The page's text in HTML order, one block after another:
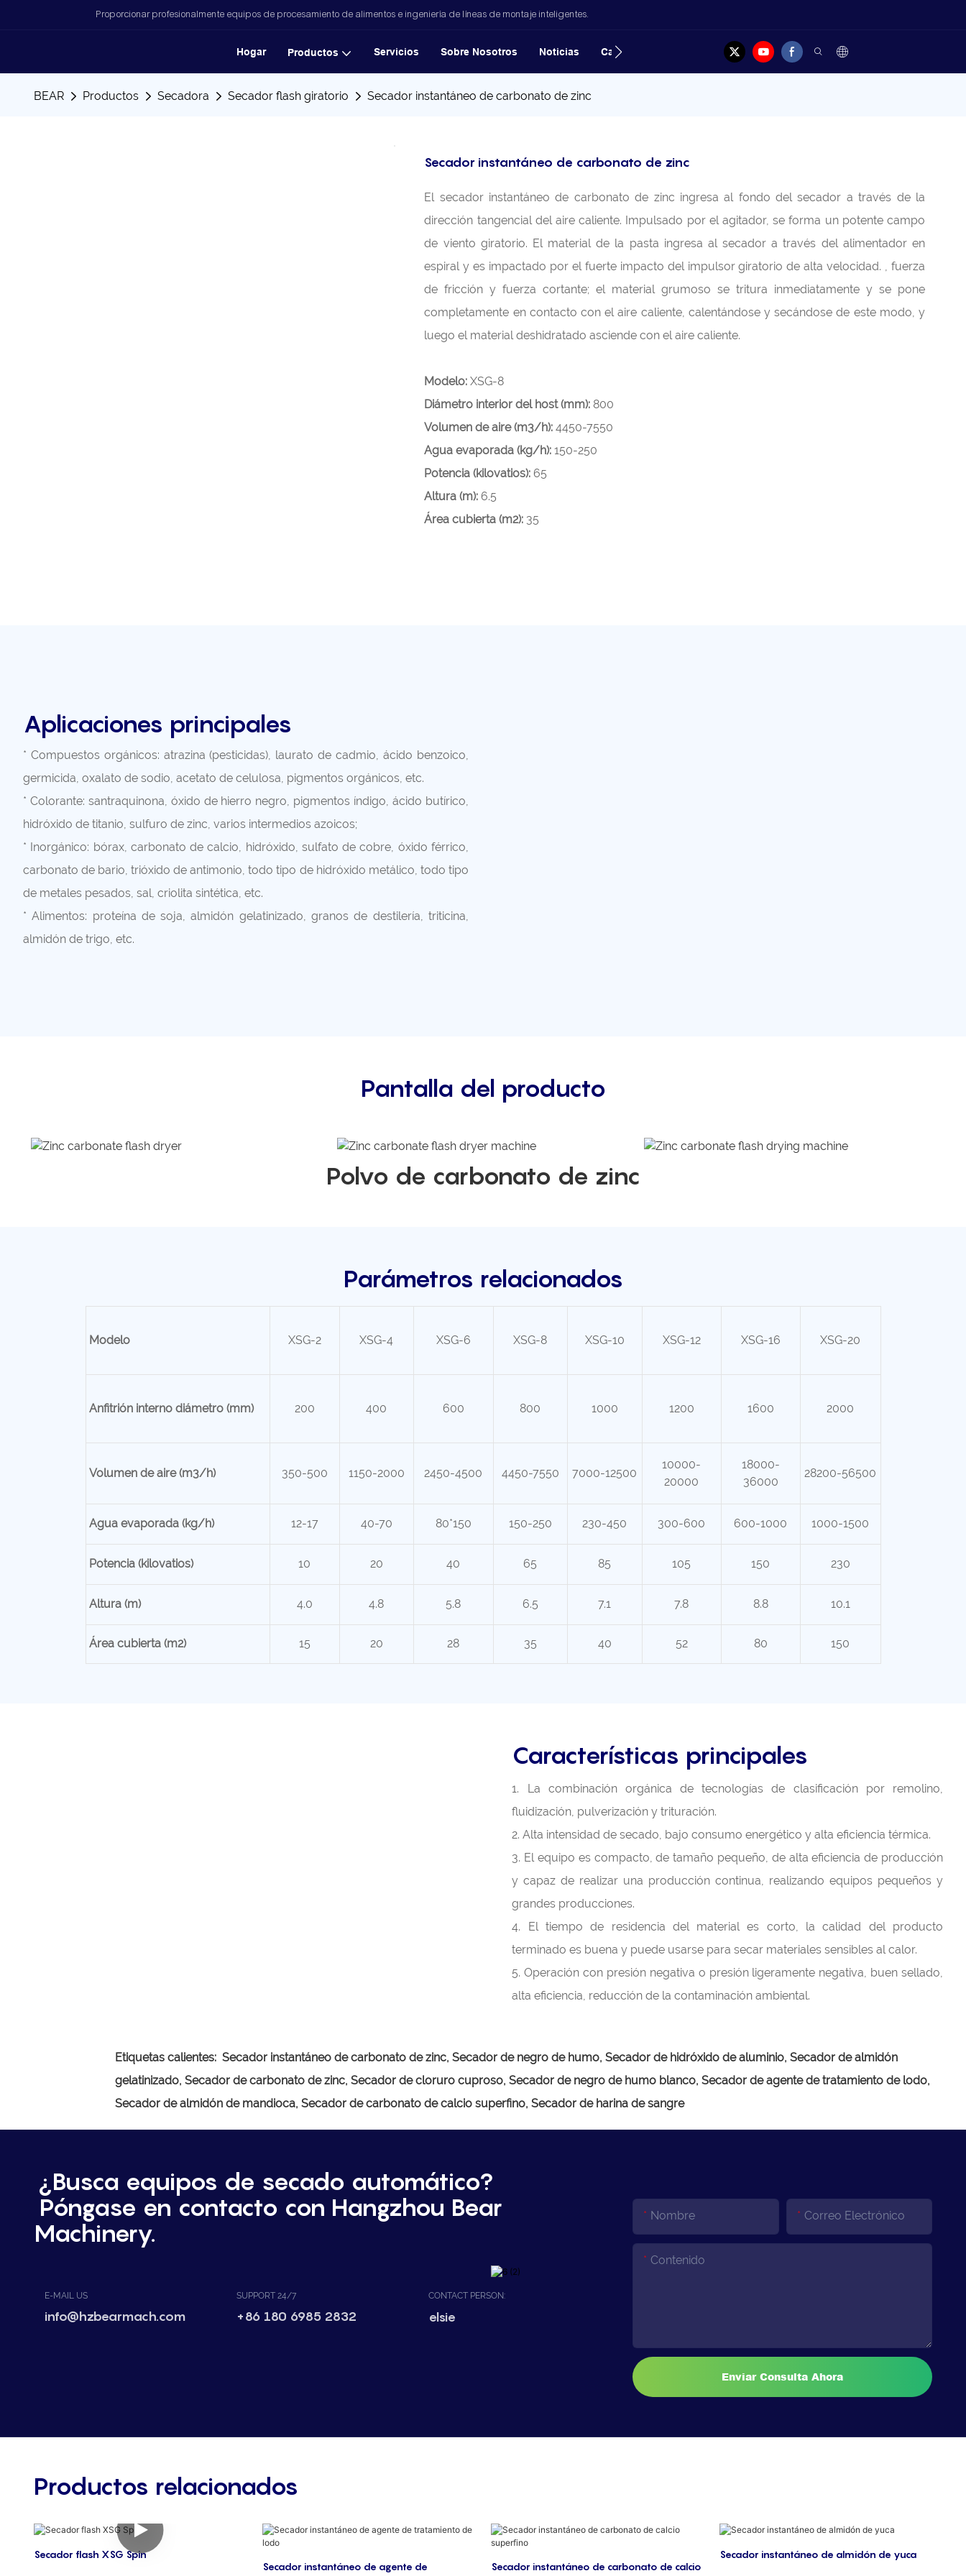
Proporcionar profesionalmente equipos de procesamiento de alimentos e ingeniería de líneas de montaje inteligentes.
Hogar Productos Servicios Sobre Nosotros Noticias Casos
BEAR Productos Secadora Secador flash giratorio Secador instantáneo de carbonato de zinc
Secador instantáneo de carbonato de zinc
El secador instantáneo de carbonato de zinc ingresa al fondo del secador a través de la
dirección tangencial del aire caliente. Impulsado por el agitador, se forma un potente campo
de viento giratorio. El material de la pasta ingresa al secador a través del alimentador en
espiral y es impactado por el fuerte impacto del impulsor giratorio de alta velocidad. , fuerza
de fricción y fuerza cortante; el material grumoso se tritura inmediatamente y se pone
completamente en contacto con el aire caliente, calentándose y secándose de este modo, y
luego el material deshidratado asciende con el aire caliente.
Modelo:XSG-8
Diámetro interior del host (mm):800
Volumen de aire (m3/h):4450-7550
Agua evaporada (kg/h):150-250
Potencia (kilovatios): 65
Altura (m): 6.5
Área cubierta (m2): 35
Aplicaciones principales
* Compuestos orgánicos: atrazina (pesticidas), laurato de cadmio, ácido benzoico,
germicida, oxalato de sodio, acetato de celulosa, pigmentos orgánicos, etc.
* Colorante: santraquinona, óxido de hierro negro, pigmentos índigo, ácido butírico,
hidróxido de titanio, sulfuro de zinc, varios intermedios azoicos;
* Inorgánico: bórax, carbonato de calcio, hidróxido, sulfato de cobre, óxido férrico,
carbonato de bario, trióxido de antimonio, todo tipo de hidróxido metálico, todo tipo
de metales pesados, sal, criolita sintética, etc.
* Alimentos: proteína de soja, almidón gelatinizado, granos de destilería, triticina,
almidón de trigo, etc.
Pantalla del producto
Polvo de carbonato de zinc
Parámetros relacionados
Modelo XSG-2 XSG-4 XSG-6 XSG-8 XSG-10 XSG-12 XSG-16 XSG-20
Anfitrión internodiámetro (mm) 200 400 600 800 1000 1200 1600 2000
Volumen de aire (m3/h) 350-500 1150-2000 2450-4500 4450-7550 7000-12500
10000-
20000
18000-
36000
28200-56500
Agua evaporada (kg/h) 12-17 40-70 80*150 150-250 230-450 300-600 600-1000 1000-1500
Potencia (kilovatios) 10 20 40 65 85 105 150 230
Altura (m) 4.0 4.8 5.8 6.5 7.1 7.8 8.8 10.1
Área cubierta (m2) 15 20 28 35 40 52 80 150
Características principales
1. La combinación orgánica de tecnologías de clasificación por remolino,
fluidización, pulverización y trituración.
2. Alta intensidad de secado, bajo consumo energético y alta eficiencia térmica.
3. El equipo es compacto, de tamaño pequeño, de alta eficiencia de producción
y capaz de realizar una producción continua, realizando equipos pequeños y
grandes producciones.
4. El tiempo de residencia del material es corto, la calidad del producto
terminado es buena y puede usarse para secar materiales sensibles al calor.
5. Operación con presión negativa o presión ligeramente negativa, buen sellado,
alta eficiencia, reducción de la contaminación ambiental.
Etiquetas calientes: Secador instantáneo de carbonato de zinc, Secador de negro de humo, Secador de hidróxido de aluminio, Secador de almidón
gelatinizado, Secador de carbonato de zinc, Secador de cloruro cuproso, Secador de negro de humo blanco, Secador de agente de tratamiento de lodo,
Secador de almidón de mandioca, Secador de carbonato de calcio superfino, Secador de harina de sangre
¿Busca equipos de secado automático?
Póngase en contacto con Hangzhou Bear
Machinery.
E-MAIL US
info@hzbearmach.com
SUPPORT 24/7
+86 180 6985 2832
CONTACT PERSON:
elsie
Nombre Correo Electrónico
Contenido
Enviar Consulta Ahora
Productos relacionados
Secador flash XSG Spin
Secador instantáneo de agente de
Secador instantáneo de carbonato de calcio
Secador instantáneo de almidón de yuca